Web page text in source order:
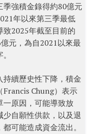
季強積金錄得約80億元
年以來第三季最低
致2025年截至目前的
元，為自2021以來最
持續歷史性下降，積金
Francis Chung）表示
一原因，可能導致放
自願性供款，以及退
可能造成資金流出。